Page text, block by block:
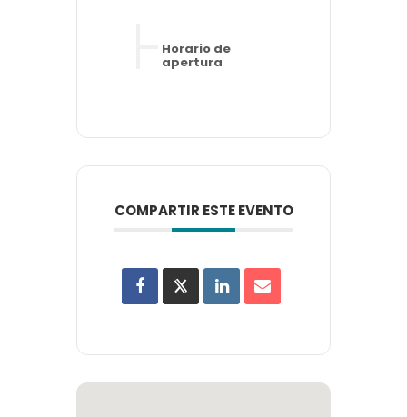
Horario de
apertura
COMPARTIR ESTE EVENTO